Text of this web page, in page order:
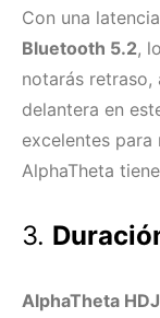
Con una latencia
Bluetooth 5.2,
notarás retraso,
delantera en
excelentes
AlphaTheta
3.
AlphaTheta